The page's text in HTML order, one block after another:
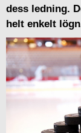
dess ledning.
helt enkelt